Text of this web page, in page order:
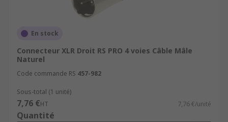
En stock
Connecteur XLR Droit RS PRO 4 voies Câble Mâle
Naturel
Code commande RS 457-982
Sous-total (1 unité)
7,76 €HT 7,76 €/unité
Quantité